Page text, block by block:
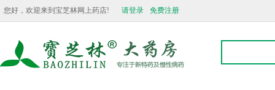
您好，欢迎来到宝芝林网上药店! 请登录 免费注册